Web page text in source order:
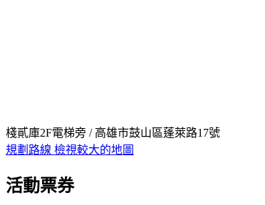
棧貳庫2F電梯旁 / 高雄市鼓山區蓬萊路17號
規劃路線 檢視較大的地圖
活動票券